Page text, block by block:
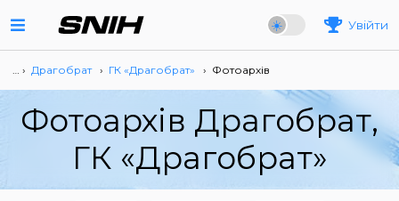
Увійти
… › Драгобрат › ГК «Драгобрат» › Фотоархів
Фотоархів Драгобрат,
ГК «Драгобрат»